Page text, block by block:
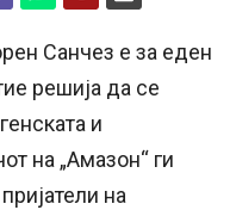
Санчез е за еден
решија да се
и
на „Амазон“ ги
на